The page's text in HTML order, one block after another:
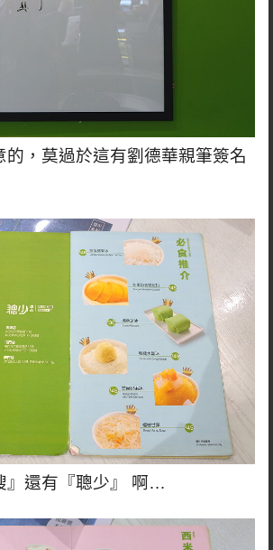
的，莫過於這有劉德華親筆簽名
』還有『聰少』 啊…